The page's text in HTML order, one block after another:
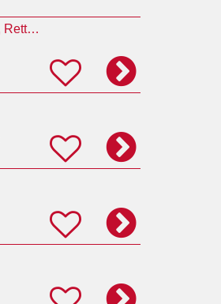
Medizinische Fachangestellte, Altenpfleger, Rettungssanitäter für die Dialyse (m/w/d)